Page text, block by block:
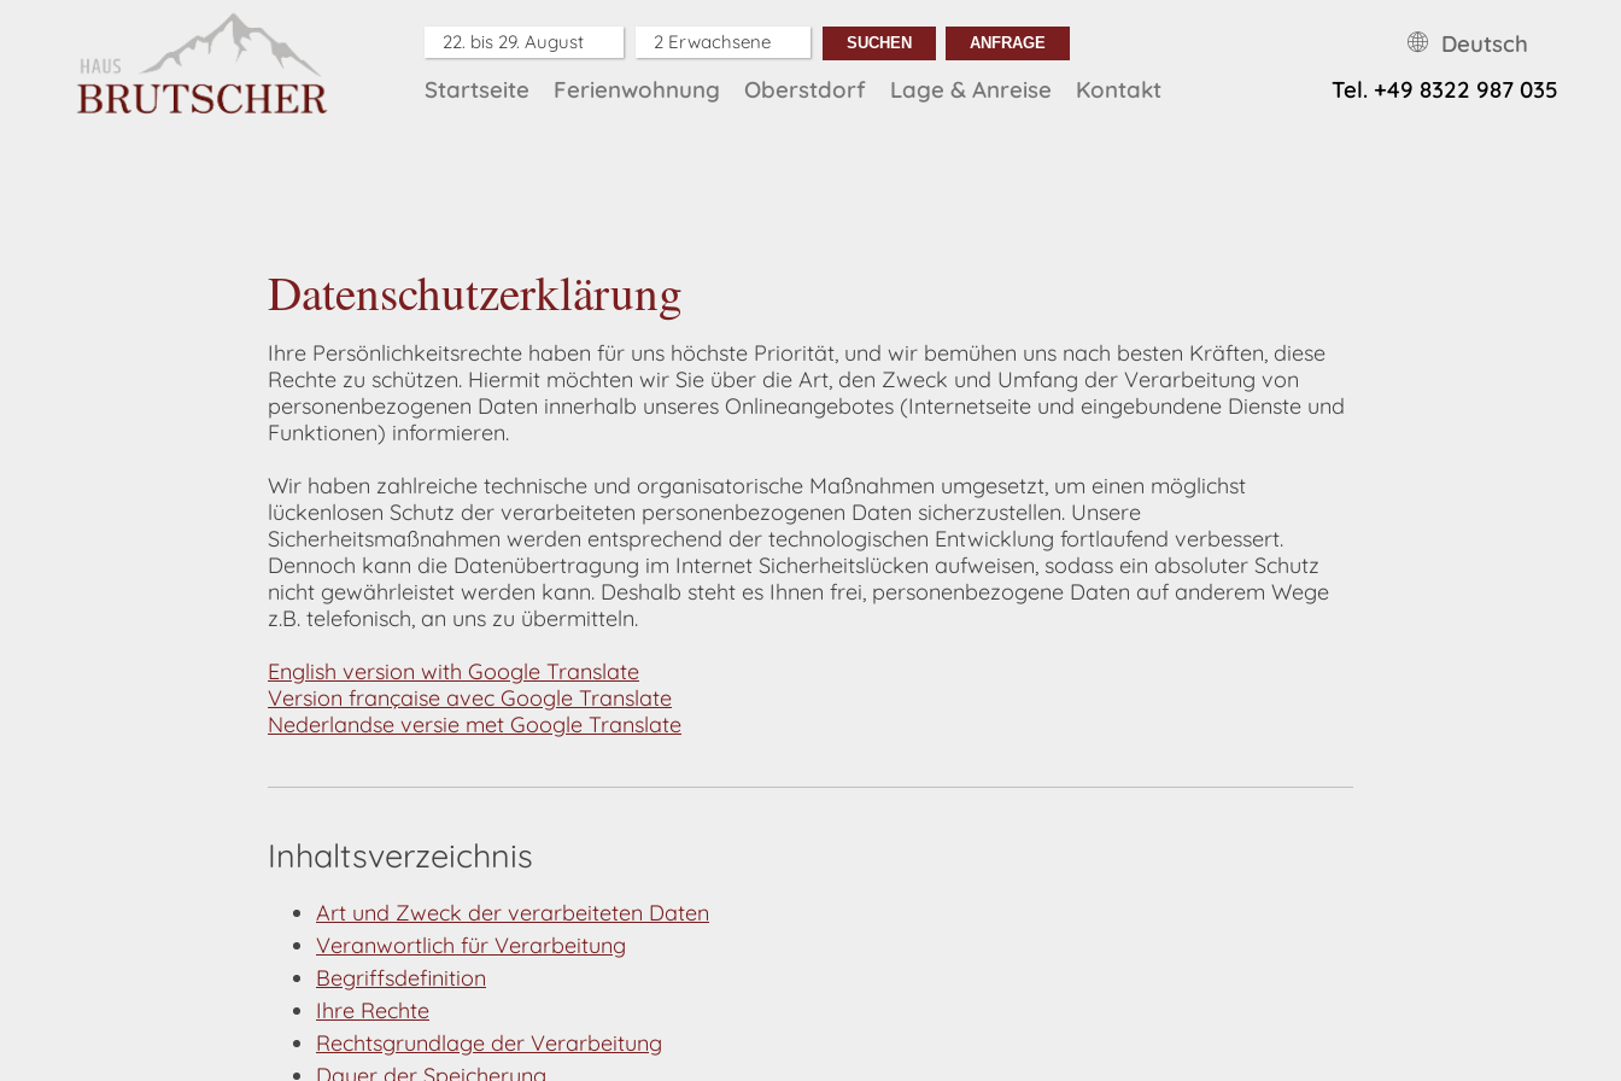
22. bis 29. August 2 Erwachsene
Startseite Ferienwohnung Oberstdorf Lage & Anreise Kontakt
Deutsch
Tel. +49 8322 987 035
Datenschutzerklärung
Ihre Persönlichkeitsrechte haben für uns höchste Priorität, und wir bemühen uns nach besten Kräften, diese
Rechte zu schützen. Hiermit möchten wir Sie über die Art, den Zweck und Umfang der Verarbeitung von
personenbezogenen Daten innerhalb unseres Onlineangebotes (Internetseite und eingebundene Dienste und
Funktionen) informieren.
Wir haben zahlreiche technische und organisatorische Maßnahmen umgesetzt, um einen möglichst
lückenlosen Schutz der verarbeiteten personenbezogenen Daten sicherzustellen. Unsere
Sicherheitsmaßnahmen werden entsprechend der technologischen Entwicklung fortlaufend verbessert.
Dennoch kann die Datenübertragung im Internet Sicherheitslücken aufweisen, sodass ein absoluter Schutz
nicht gewährleistet werden kann. Deshalb steht es Ihnen frei, personenbezogene Daten auf anderem Wege
z.B. telefonisch, an uns zu übermitteln.
English version with Google Translate
Version française avec Google Translate
Nederlandse versie met Google Translate
Inhaltsverzeichnis
Art und Zweck der verarbeiteten Daten
Veranwortlich für Verarbeitung
Begriffsdefinition
Ihre Rechte
Rechtsgrundlage der Verarbeitung
Dauer der Speicherung